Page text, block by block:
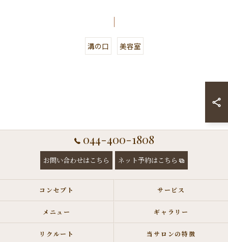
溝の口 美容室
044-400-1808
お問い合わせはこちら ネット予約はこちら
コンセプト サービス
メニュー ギャラリー
リクルート 当サロンの特徴